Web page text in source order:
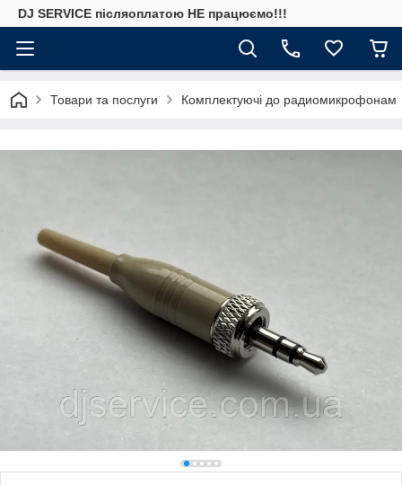
DJ SERVICE пiсляоплатою НЕ працюємо!!!
Товари та послуги Комплектуючі до радиомикрофонам